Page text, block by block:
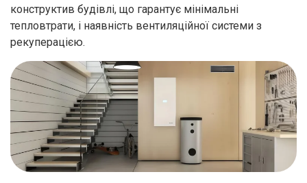
конструктив будівлі, що гарантує мінімальні
тепловтрати, і наявність вентиляційної системи з
рекуперацією.